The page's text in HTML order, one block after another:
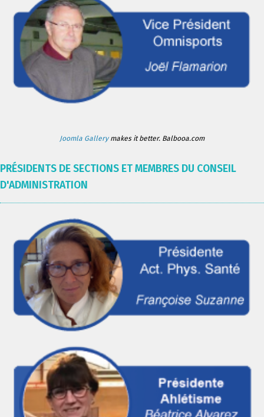
Joomla Gallerymakes it better. Balbooa.com
PRÉSIDENTS DE SECTIONS ET MEMBRES DU CONSEIL
D'ADMINISTRATION